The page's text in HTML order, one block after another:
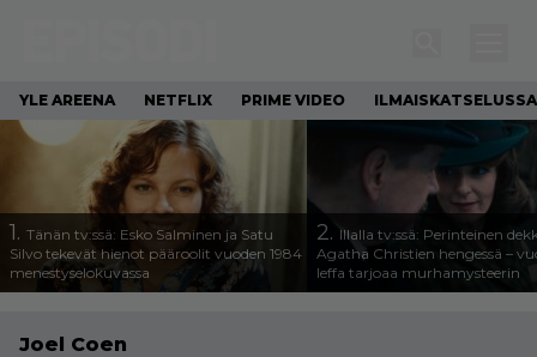
YLE AREENA NETFLIX PRIME VIDEO ILMAISKATSELUSSA
1. Tänän tv:ssä: Esko Salminen ja Satu
Silvo tekevät hienot pääroolit vuoden 1984
menestyselokuvassa
2. Illalla tv:ssä: Perinteinen
Agatha Christien hengessä –
leffa tarjoaa murhamysteerin
Joel Coen